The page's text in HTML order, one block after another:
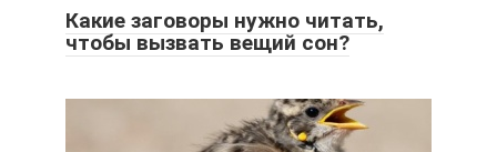
Какие заговоры нужно читать,
чтобы вызвать вещий сон?